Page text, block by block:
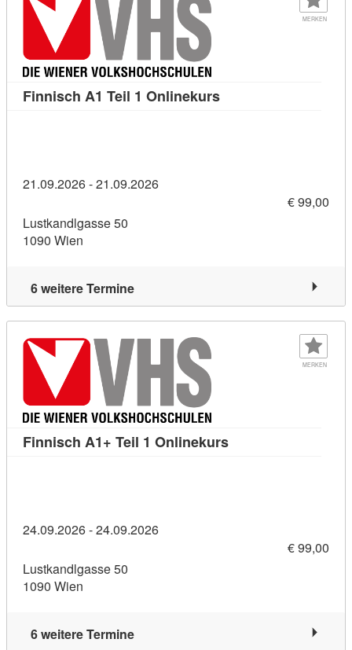
MERKEN
Finnisch A1 Teil 1 OnlinekursKursdetail: Finnisch
21.09.2026 - 21.09.2026
€ 99,00
Lustkandlgasse 50
1090 Wien
6 weitere Termine
MERKEN
Finnisch A1+ Teil 1 OnlinekursKursdetail: Finnisch
24.09.2026 - 24.09.2026
€ 99,00
Lustkandlgasse 50
1090 Wien
6 weitere Termine